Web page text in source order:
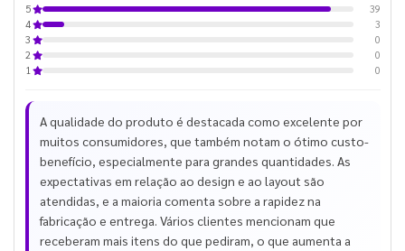
5
39
4
3
3
0
2
0
1
0
A qualidade do produto é destacada como excelente por
muitos consumidores, que também notam o ótimo custo-
benefício, especialmente para grandes quantidades. As
expectativas em relação ao design e ao layout são
atendidas, e a maioria comenta sobre a rapidez na
fabricação e entrega. Vários clientes mencionam que
receberam mais itens do que pediram, o que aumenta a